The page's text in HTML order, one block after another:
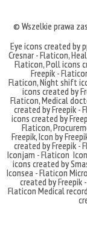
© Wszelkie prawa
Eye icons created by
Cresnar - Flaticon,
Flaticon,Poll icons
Freepik -
Flaticon,Night shift
icons created by
Flaticon,Medical
created by Freepik -
icons created by
Flaticon,
Freepik,Icon by
created by Freepik -
Iconjam - Flaticon
icons created by
Iconsea - Flaticon
created by Freepik
Flaticon Medical